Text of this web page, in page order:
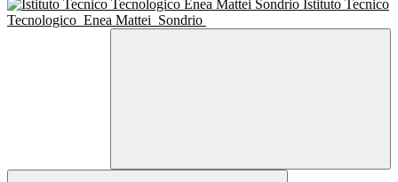
Istituto Tecnico
Tecnologico Enea Mattei Sondrio